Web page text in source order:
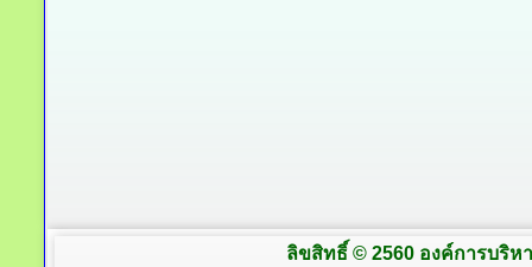
ลิขสิทธิ์ © 2560 องค์การบริห